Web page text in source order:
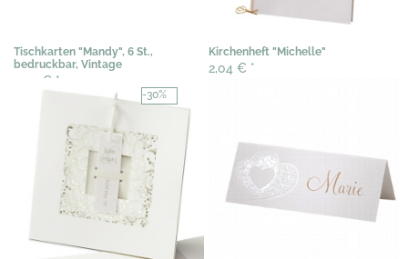
Tischkarten "Mandy", 6 St.,
bedruckbar, Vintage
3,07 € *
Kirchenheft "Michelle"
2,04 € *
-30%